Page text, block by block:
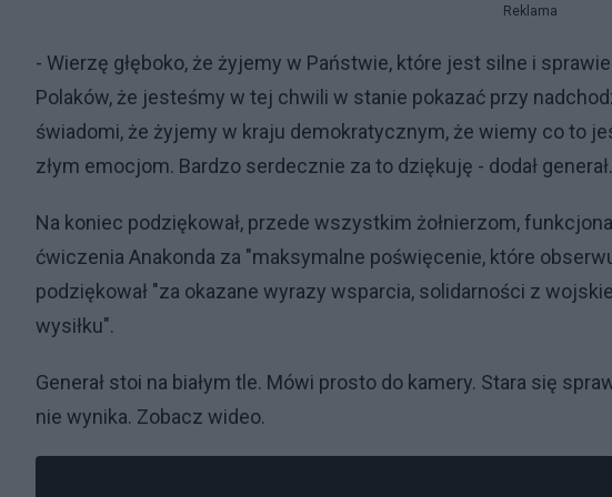
Reklama
- Wierzę głęboko, że żyjemy w Państwie, które jest silne i
Polaków, że jesteśmy w tej chwili w stanie pokazać przy
świadomi, że żyjemy w kraju demokratycznym, że wiemy co to
złym emocjom. Bardzo serdecznie za to dziękuję - dodał generał.
Na koniec podziękował, przede wszystkim żołnierzom,
ćwiczenia Anakonda za "maksymalne poświęcenie, które
podziękował "za okazane wyrazy wsparcia, solidarności z
wysiłku".
Generał stoi na białym tle. Mówi prosto do kamery. Stara się
nie wynika. Zobacz wideo.